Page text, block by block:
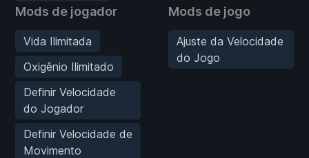
Mods de jogador
Vida Ilimitada
Oxigênio Ilimitado
Definir Velocidade
do Jogador
Definir Velocidade de
Movimento
Mods de jogo
Ajuste da Velocidade
do Jogo